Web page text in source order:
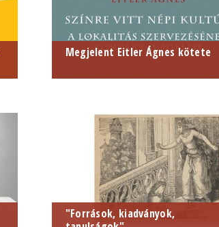
Megjelent Eitler Ágnes kötete
"Források, kiadványok,